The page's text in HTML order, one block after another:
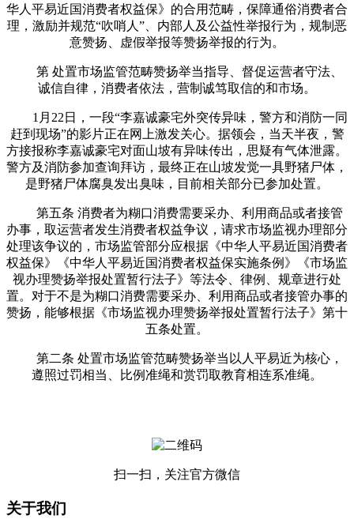
华人平易近国消费者权益保》的合用范畴，保障通俗消费者合
理，激励并规范“吹哨人”、内部人及公益性举报行为，规制恶
意赞扬、虚假举报等赞扬举报的行为。
第 处置市场监管范畴赞扬举当指导、督促运营者守法、
诚信自律，消费者依法，营制诚笃取信的和市场。
1月22日，一段“李嘉诚豪宅外突传异味，警方和消防一同
赶到现场”的影片正在网上激发关心。据领会，当天半夜，警
方接报称李嘉诚豪宅对面山坡有异味传出，思疑有气体泄露。
警方及消防参加查询拜访，最终正在山坡发觉一具野猪尸体，
是野猪尸体腐臭发出臭味，目前相关部分已参加处置。
第五条 消费者为糊口消费需要采办、利用商品或者接管
办事，取运营者发生消费者权益争议，请求市场监视办理部分
处理该争议的，市场监管部分应根据《中华人平易近国消费者
权益保》《中华人平易近国消费者权益保实施条例》《市场监
视办理赞扬举报处置暂行法子》等法令、律例、规章进行处
置。对于不是为糊口消费需要采办、利用商品或者接管办事的
赞扬，能够根据《市场监视办理赞扬举报处置暂行法子》第十
五条处置。
第二条 处置市场监管范畴赞扬举当以人平易近为核心，
遵照过罚相当、比例准绳和赏罚取教育相连系准绳。
扫一扫，关注官方微信
关于我们